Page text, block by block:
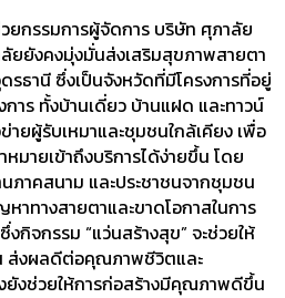
ยกรรมการผู้จัดการ บริษัท ศุภาลัย
ยยังคงมุ่งมั่นส่งเสริมสุขภาพสายตา
ธานี ซึ่งเป็นจังหวัดที่มีโครงการที่อยู่
าร ทั้งบ้านเดี่ยว บ้านแฝด และทาวน์
ยผู้รับเหมาและชุมชนใกล้เคียง เพื่อ
มายเข้าถึงบริการได้ง่ายขึ้น โดย
นภาคสนาม และประชาชนจากชุมชน
ทางสายตาและขาดโอกาสในการ
งกิจกรรม “แว่นสร้างสุข” จะช่วยให้
ส่งผลดีต่อคุณภาพชีวิตและ
ยังช่วยให้การก่อสร้างมีคุณภาพดีขึ้น